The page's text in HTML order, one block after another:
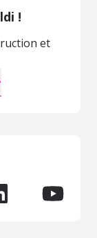
!
et